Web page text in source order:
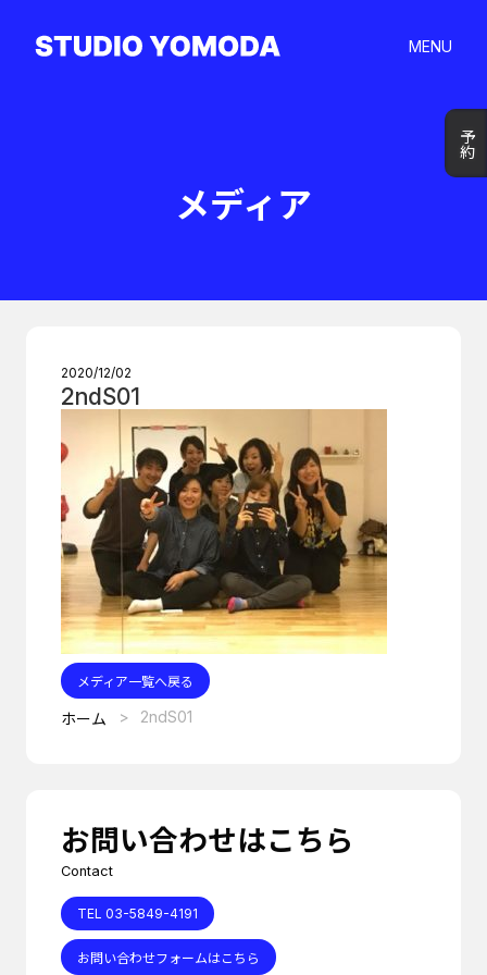
MENU
予約
予約
メディア
2020/12/02
2ndS01
メディア一覧へ戻る
ホーム 2ndS01
お問い合わせはこちら
Contact
TEL 03-5849-4191
お問い合わせフォームはこちら